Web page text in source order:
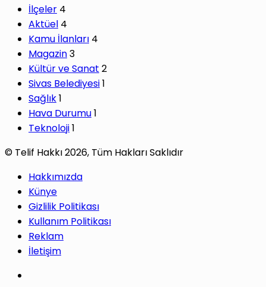
İlçeler 4
Aktüel 4
Kamu İlanları 4
Magazin3
Kültür ve Sanat 2
Sivas Belediyesi1
Sağlık1
Hava Durumu1
Teknoloji1
© Telif Hakkı 2026, Tüm Hakları Saklıdır
Hakkımızda
Künye
Gizlilik Politikası
Kullanım Politikası
Reklam
İletişim